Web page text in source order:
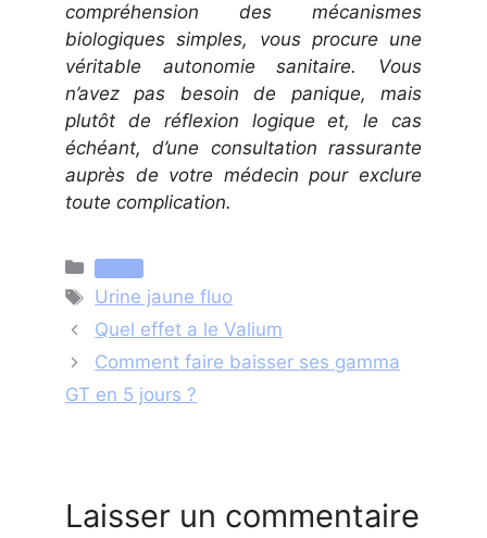
compréhension des mécanismes
biologiques simples, vous procure une
véritable autonomie sanitaire. Vous
n’avez pas besoin de panique, mais
plutôt de réflexion logique et, le cas
échéant, d’une consultation rassurante
auprès de votre médecin pour exclure
toute complication.
Catégories
Étiquettes
Urine jaune fluo
Quel effet a le Valium
Comment faire baisser ses gamma
GT en 5 jours ?
Laisser un commentaire